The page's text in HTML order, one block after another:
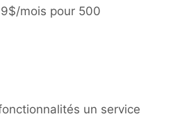
mois pour 500
un service